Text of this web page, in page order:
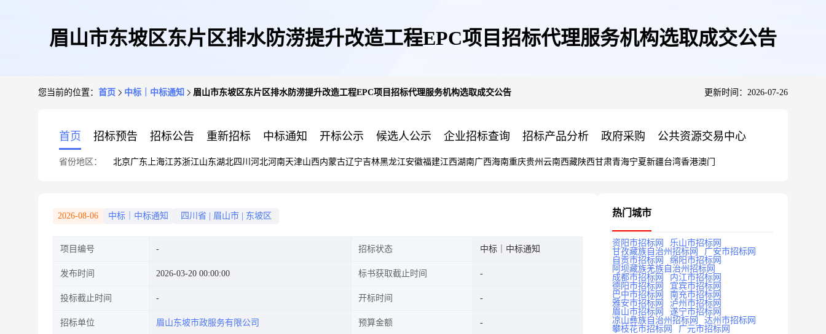
眉山市东坡区东片区排水防涝提升改造工程EPC项目招标代理服务机构选取成交公告
您当前的位置： 首页 中标｜中标通知 眉山市东坡区东片区排水防涝提升改造工程EPC项目招标代理服务机构选取成交公告 更新时间：2026-07-26
首页 招标预告 招标公告 重新招标 中标通知 开标公示 候选人公示 企业招标查询 招标产品分析 政府采购 公共资源交易中心
省份地区： 北京广东 上海江苏浙江山东湖北四川 河北河南天津山西内蒙古辽宁吉林黑龙江安徽福建江西湖南广西海南重庆贵州 云南西藏陕西甘肃青海宁夏新疆台湾香港澳门
2026-08-06 中标｜中标通知 四川省 眉山市 东坡区
项目编号 招标状态 中标｜中标通知
发布时间 2026-03-20 00:00:00 标书获取截止时间
投标截止时间 开标时间
招标单位 眉山东坡市政服务有限公司 预算金额
热门城市
资阳市招标网
乐山市招标网
甘孜藏族自治州招标网
广安市招标网
自贡市招标网
绵阳市招标网
阿坝藏族羌族自治州招标网
成都市招标网
内江市招标网
德阳市招标网
宜宾市招标网
巴中市招标网
南充市招标网
雅安市招标网
泸州市招标网
眉山市招标网
遂宁市招标网
凉山彝族自治州招标网
达州市招标网
攀枝花市招标网
广元市招标网